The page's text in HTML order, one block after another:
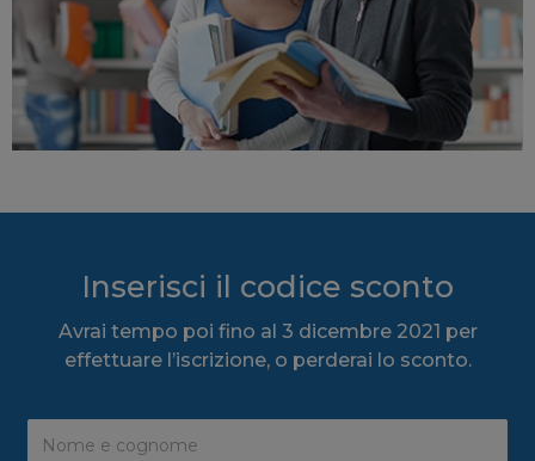
Inserisci il codice sconto
Avrai tempo poi fino al 3 dicembre 2021 per
effettuare l’iscrizione, o perderai lo sconto.